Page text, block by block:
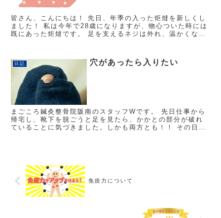
皆さん、こんにちは！ 先日、年季の入った炬燵を新しくし
ました！ 私は今年で28歳になりますが、物心ついた時には
既にあった炬燵です。 足を支えるネジは外れ、温かくなる
日記 穴があったら入りたい
まごころ鍼灸整骨院阪南のスタッフWです。 先日仕事から
帰宅し、靴下を脱ごうと足を見たら、かかとの部分が破れ
ていることに気づきました。しかも両方とも！！ その日は
免疫力について